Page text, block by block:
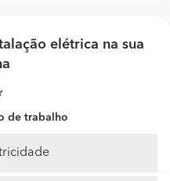
elétrica na sua
de trabalho